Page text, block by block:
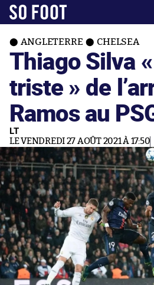
ANGLETERRE CHELSEA
Thiago Silva
triste » de
Ramos au
LT
LE VENDREDI 27 AOÛT 2021 À 17:50